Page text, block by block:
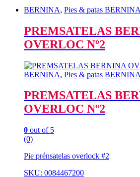
BERNINA, Pies & patas BERNINA
PREMSATELAS
OVERLOC Nº2
BERNINA, Pies & patas BERNINA
PREMSATELAS
OVERLOC Nº2
0 out of 5
(0)
Pie prénsatelas overlock #2
SKU: 0084467200